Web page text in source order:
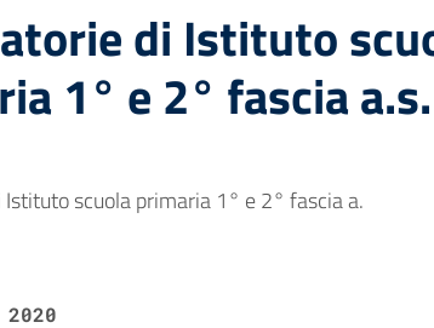
di Istituto
1° e 2° fascia
Istituto scuola primaria 1° e 2° fascia a.